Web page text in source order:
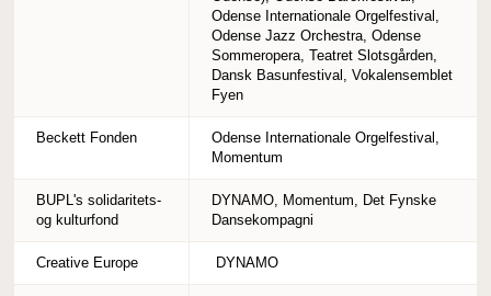
Odense Internationale Orgelfestival,
Odense Jazz Orchestra, Odense
Sommeropera, Teatret Slotsgården,
Dansk Basunfestival, Vokalensemblet
Fyen
Beckett Fonden
Odense Internationale Orgelfestival,
Momentum
BUPL's solidaritets-
og kulturfond
DYNAMO, Momentum, Det Fynske
Dansekompagni
Creative Europe DYNAMO